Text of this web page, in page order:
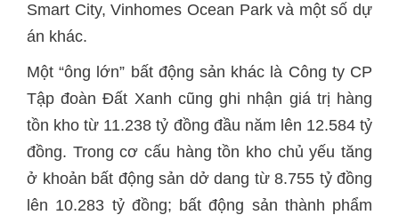
Smart City, Vinhomes Ocean Park và một số dự
án khác.
Một “ông lớn” bất động sản khác là Công ty CP
Tập đoàn Đất Xanh cũng ghi nhận giá trị hàng
tồn kho từ 11.238 tỷ đồng đầu năm lên 12.584 tỷ
đồng. Trong cơ cấu hàng tồn kho chủ yếu tăng
ở khoản bất động sản dở dang từ 8.755 tỷ đồng
lên 10.283 tỷ đồng; bất động sản thành phẩm